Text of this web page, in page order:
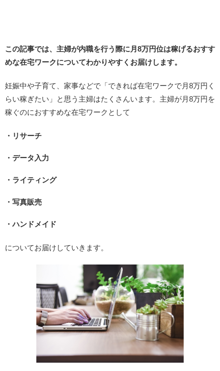
この記事では、主婦が内職を行う際に月8万円位は稼げるおすす
めな在宅ワークについてわかりやすくお届けします。
妊娠中や子育て、家事などで「できれば在宅ワークで月8万円く
らい稼ぎたい」と思う主婦はたくさんいます。主婦が月8万円を
稼ぐのにおすすめな在宅ワークとして
・リサーチ
・データ入力
・ライティング
・写真販売
・ハンドメイド
についてお届けしていきます。